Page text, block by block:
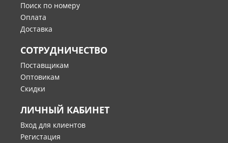
Поиск по номеру
Оплата
Доставка
СОТРУДНИЧЕСТВО
Поставщикам
Оптовикам
Скидки
ЛИЧНЫЙ КАБИНЕТ
Вход для клиентов
Регистация